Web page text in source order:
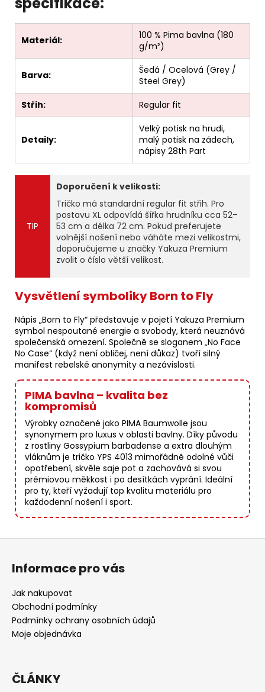
Materiál:
100 % Pima bavlna (180
g/m²)
Barva:
Šedá / Ocelová (Grey /
Steel Grey)
Střih:
Regular fit
Detaily:
Velký potisk na hrudi,
malý potisk na zádech,
nápisy 28th Part
TIP
Doporučení k velikosti:
Tričko má standardní regular fit střih. Pro
postavu XL odpovídá šířka hrudníku cca 52–
53 cm a délka 72 cm. Pokud preferujete
volnější nošení nebo váháte mezi velikostmi,
doporučujeme u značky Yakuza Premium
zvolit o číslo větší velikost.
Vysvětlení symboliky Born to Fly
Nápis „Born to Fly“ představuje v pojetí Yakuza Premium
symbol nespoutané energie a svobody, která neuznává
společenská omezení. Společně se sloganem „No Face
No Case“ (když není obličej, není důkaz) tvoří silný
manifest rebelské anonymity a nezávislosti.
PIMA bavlna – kvalita bez
kompromisů
Výrobky označené jako PIMA Baumwolle jsou
synonymem pro luxus v oblasti bavlny. Díky původu
z rostliny Gossypium barbadense a extra dlouhým
vláknům je tričko YPS 4013 mimořádně odolné vůči
opotřebení, skvěle saje pot a zachovává si svou
prémiovou měkkost i po desítkách vyprání. Ideální
pro ty, kteří vyžadují top kvalitu materiálu pro
každodenní nošení i sport.
Informace pro vás
Jak nakupovat
Obchodní podmínky
Podmínky ochrany osobních údajů
Moje objednávka
ČLÁNKY